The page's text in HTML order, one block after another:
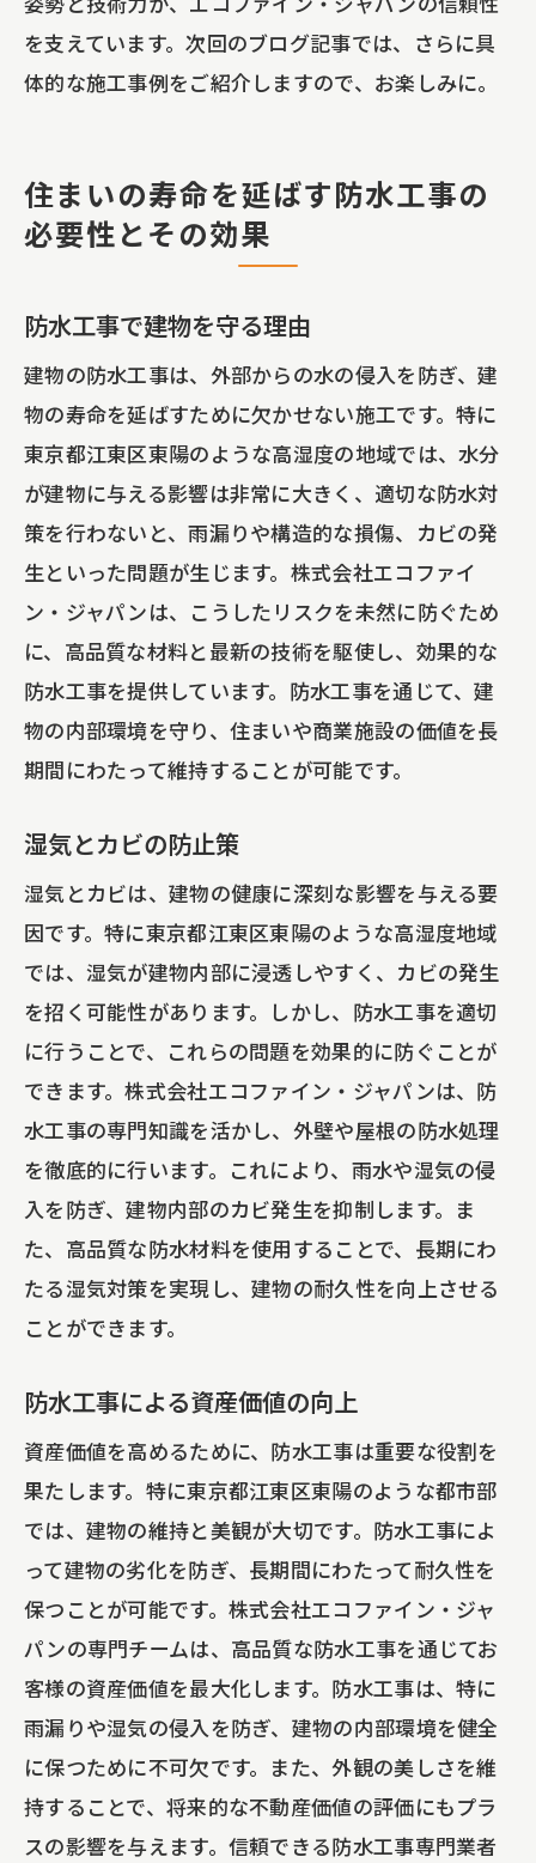
を支えています。次回のブログ記事では、さらに具
体的な施工事例をご紹介しますので、お楽しみに。
住まいの寿命を延ばす防水工事の
必要性とその効果
防水工事で建物を守る理由
建物の防水工事は、外部からの水の侵入を防ぎ、建
物の寿命を延ばすために欠かせない施工です。特に
東京都江東区東陽のような高湿度の地域では、水分
が建物に与える影響は非常に大きく、適切な防水対
策を行わないと、雨漏りや構造的な損傷、カビの発
生といった問題が生じます。株式会社エコファイ
ン・ジャパンは、こうしたリスクを未然に防ぐため
に、高品質な材料と最新の技術を駆使し、効果的な
防水工事を提供しています。防水工事を通じて、建
物の内部環境を守り、住まいや商業施設の価値を長
期間にわたって維持することが可能です。
湿気とカビの防止策
湿気とカビは、建物の健康に深刻な影響を与える要
因です。特に東京都江東区東陽のような高湿度地域
では、湿気が建物内部に浸透しやすく、カビの発生
を招く可能性があります。しかし、防水工事を適切
に行うことで、これらの問題を効果的に防ぐことが
できます。株式会社エコファイン・ジャパンは、防
水工事の専門知識を活かし、外壁や屋根の防水処理
を徹底的に行います。これにより、雨水や湿気の侵
入を防ぎ、建物内部のカビ発生を抑制します。ま
た、高品質な防水材料を使用することで、長期にわ
たる湿気対策を実現し、建物の耐久性を向上させる
ことができます。
防水工事による資産価値の向上
資産価値を高めるために、防水工事は重要な役割を
果たします。特に東京都江東区東陽のような都市部
では、建物の維持と美観が大切です。防水工事によ
って建物の劣化を防ぎ、長期間にわたって耐久性を
保つことが可能です。株式会社エコファイン・ジャ
パンの専門チームは、高品質な防水工事を通じてお
客様の資産価値を最大化します。防水工事は、特に
雨漏りや湿気の侵入を防ぎ、建物の内部環境を健全
に保つために不可欠です。また、外観の美しさを維
持することで、将来的な不動産価値の評価にもプラ
スの影響を与えます。信頼できる防水工事専門業者